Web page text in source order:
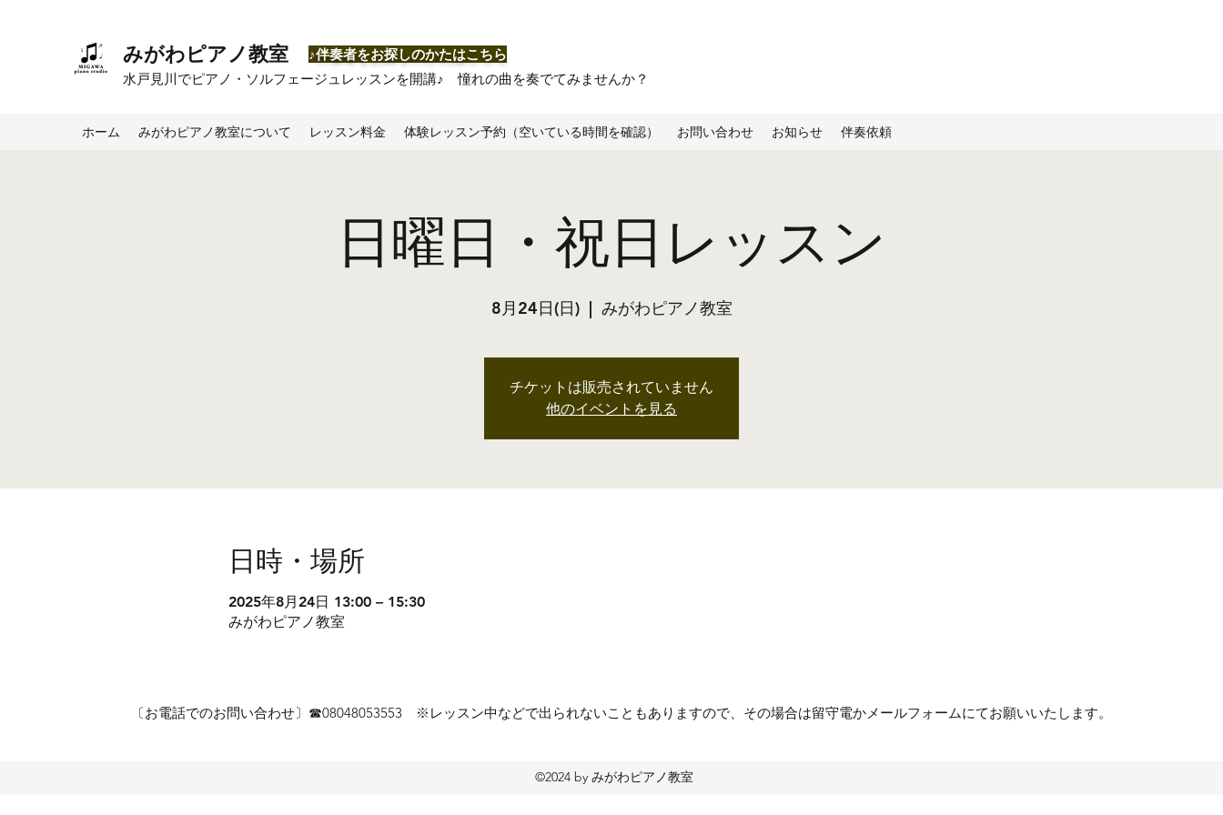
みがわピアノ教室
​水戸見川でピアノ・ソルフェージュレッスンを開講♪ 憧れの曲を奏でてみませんか？
​♪伴奏者をお探しのかたはこちら
ホーム みがわピアノ教室について レッスン料金 体験レッスン予約（空いている時間を確認） お問い合わせ お知らせ 伴奏依頼
日曜日・祝日レッスン
8月24日(日)
  |
みがわピアノ教室
チケットは販売されていません
他のイベントを見る
日時・場所
2025年8月24日 13:00 – 15:30
みがわピアノ教室
〔お電話でのお問い合わせ〕☎︎08048053553 ※レッスン中などで出られないこともありますので、その場合は留守電かメールフォームにてお願いいたします。
©2024 by みがわピアノ教室